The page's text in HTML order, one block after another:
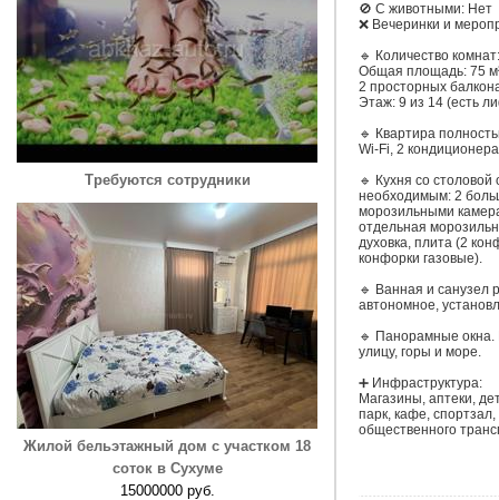
Требуются сотрудники
Жилой бельэтажный дом с участком 18
соток в Сухуме
15000000 руб.
🚫 С животными: Нет
❌️ Вечеринки и
🔹 Количество
Общая площадь: 75
2 просторных
Этаж: 9 из 14 (есть
🔹 Квартира
Wi-Fi, 2
🔹 Кухня со
необходимым: 2
морозильными
отдельная
духовка, плита (2
конфорки газовые).
🔹 Ванная и санузел
автономное,
🔹 Панорамные окна.
улицу, горы и море.
➕ Инфраструктура:
Магазины, аптеки,
парк, кафе,
общественного